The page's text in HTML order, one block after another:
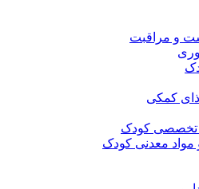
و مراقبت
کمکی
تخصصی کودک
مواد معدنی کودک